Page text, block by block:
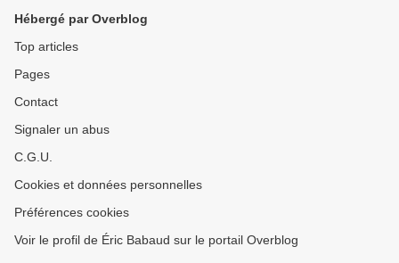
Hébergé par Overblog
Top articles
Pages
Contact
Signaler un abus
C.G.U.
Cookies et données personnelles
Préférences cookies
Voir le profil de Éric Babaud sur le portail Overblog